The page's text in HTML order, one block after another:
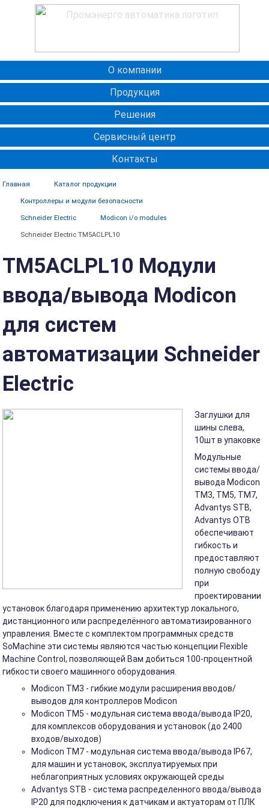
О компании
Продукция
Решения
Сервисный центр
Контакты
Главная Каталог продукции
Контроллеры и модули безопасности
Schneider Electric Modicon i/o modules
Schneider Electric TM5ACLPL10
TM5ACLPL10 Модули
ввода/вывода Modicon
для систем
автоматизации Schneider
Electric
Заглушки для
шины слева,
10шт в упаковке
Модульные
системы ввода/
вывода Modicon
TM3, TM5, TM7,
Advantys STB,
Advantys OTB
обеспечивают
гибкость и
предоставляют
полную свободу
при
проектировании
установок благодаря применению архитектур локального,
дистанционного или распределённого автоматизированного
управления. Вместе с комплектом программных средств
SoMachine эти системы являются частью концепции Flexible
Machine Control, позволяющей Вам добиться 100-процентной
гибкости своего машинного оборудования.
Modicon TM3 - гибкие модули расширения вводов/
выводов для контроллеров Modicon
Modicon TM5 - модульная система ввода/вывода IP20,
для комплексов оборудования и установок (до 2400
входов/выходов)
Modicon TM7 - модульная система ввода/вывода IP67,
для машин и установок, эксплуатируемых при
неблагоприятных условиях окружающей среды
Advantys STB - система распределенного ввода/вывода
IP20 для подключения к датчикам и актуаторам от ПЛК